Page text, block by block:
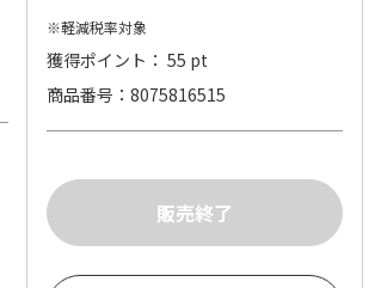
※軽減税率対象
獲得ポイント： 55 pt
商品番号
8075816515